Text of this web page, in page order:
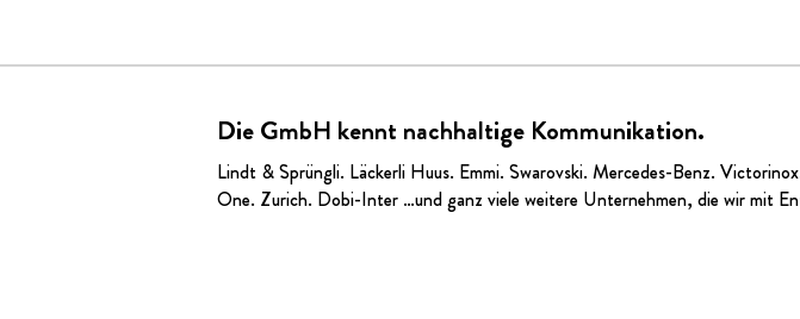
Die GmbH kennt nachhaltige Kommunikation.
Lindt & Sprüngli. Läckerli Huus. Emmi. Swarovski. Mercedes-Benz. Victorinox
One. Zurich. Dobi-Inter …und ganz viele weitere Unternehmen, die wir mit